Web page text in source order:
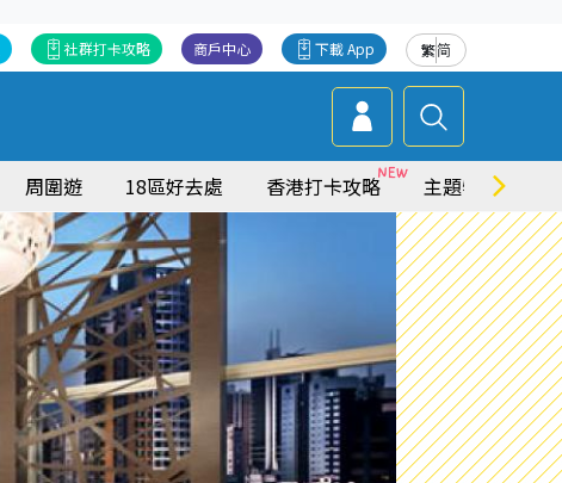
繁简
下載 App
商戶中心
社群打卡攻略
周圍遊 18區好去處 香港打卡攻略 主題特集